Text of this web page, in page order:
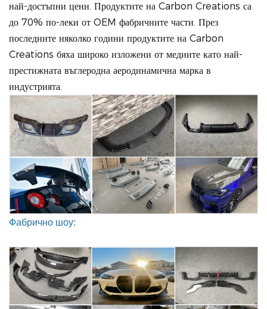
най-достъпни цени. Продуктите на Carbon Creations са
до 70% по-леки от OEM фабричните части. През
последните няколко години продуктите на Carbon
Creations бяха широко изложени от медиите като най-
престижната въглеродна аеродинамична марка в
индустрията.
Фабрично шоу: